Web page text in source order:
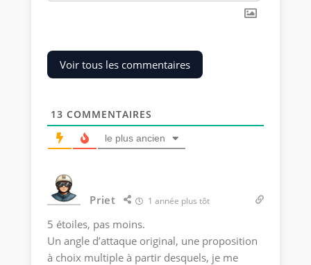
Voir tous les commentaires
13 COMMENTAIRES
le plus ancien
Priet 1 année plus tôt
5 étoiles, pas moins.
Un angle d’attaque original, une proposition
à choix multiple à partir desquels, je me